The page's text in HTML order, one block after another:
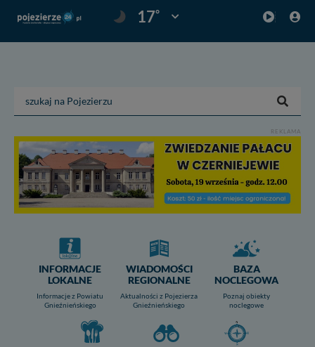
17° Pogoda: Gniezno
REKLAMA
INFORMACJE
LOKALNE
Informacje z Powiatu
Gnieźnieńskiego
WIADOMOŚCI
REGIONALNE
Aktualności z Pojezierza
Gnieźnieńskiego
BAZA
NOCLEGOWA
Poznaj obiekty
noclegowe